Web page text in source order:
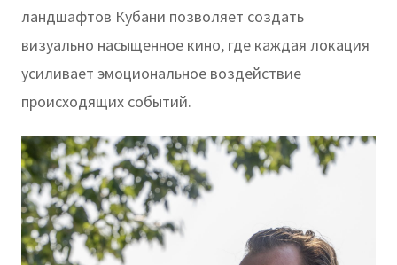
ландшафтов Кубани позволяет создать
визуально насыщенное кино, где каждая локация
усиливает эмоциональное воздействие
происходящих событий.